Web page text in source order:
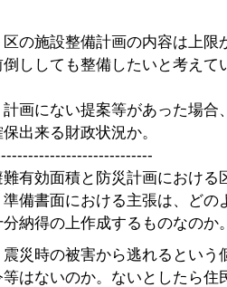
の施設整備計画の内容は上限
ししても整備したいと考えて
画にない提案等があった場合
出来る財政状況か。
有効面積と防災計画における
備書面における主張は、どの
納得の上作成するものなのか
災時の被害から逃れるという
等はないのか。ないとしたら住